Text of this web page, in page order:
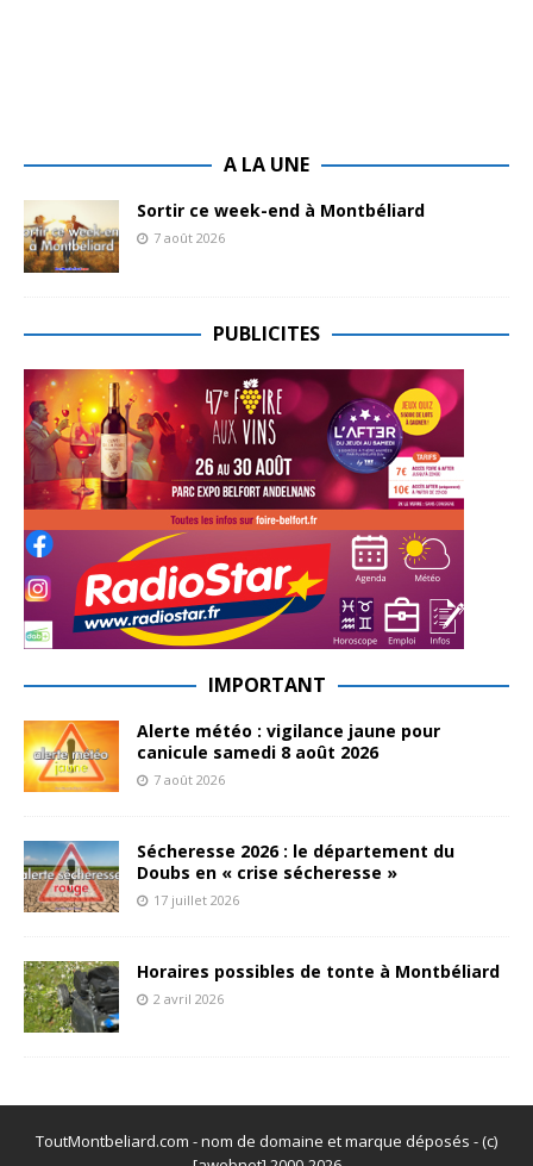
A LA UNE
Sortir ce week-end à Montbéliard
7 août 2026
PUBLICITES
IMPORTANT
Alerte météo : vigilance jaune pour
canicule samedi 8 août 2026
7 août 2026
Sécheresse 2026 : le département du
Doubs en « crise sécheresse »
17 juillet 2026
Horaires possibles de tonte à Montbéliard
2 avril 2026
ToutMontbeliard.com - nom de domaine et marque déposés - (c)